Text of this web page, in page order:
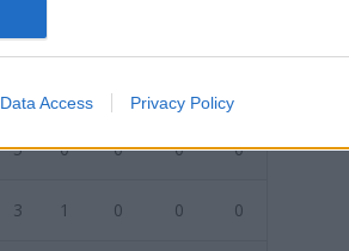
Data Access Privacy Policy
5 0 0 0 0
3 1 0 0 0